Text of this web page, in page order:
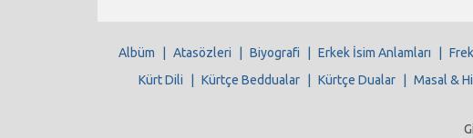
Albüm Atasözleri Biyografi Erkek İsim Anlamları
Kürt Dili
Kürtçe Beddualar Kürtçe Dualar Masal &